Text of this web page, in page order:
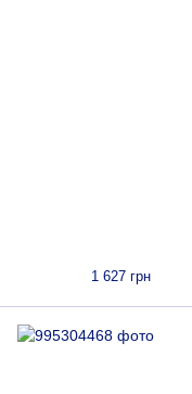
1 627 грн